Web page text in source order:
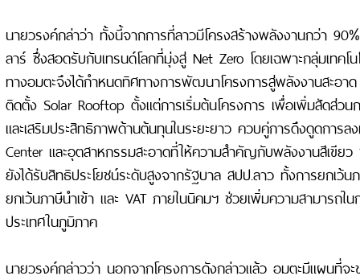
นายวรงค์กล่าว่า ทั้งนี้จากการที่ลาวมีโครงสร้างพลังงานกว่า
ลาร์ ซึ่งสอดรับกับเทรนด์โลกที่มุ่งสู่ Net Zero โดยเฉพาะกลุ่มเทคโ
ทางอมตะจึงได้กำหนดทิศทางการพัฒนาโครงการสู่พลังงานสะอาด
ติดตั้ง Solar Rooftop ตั้งแต่การเริ่มต้นโครงการ เพื่อเพิ่มสัดส่วน
และเสริมประสิทธิภาพด้านต้นทุนในระยะยาว ควบคู่การดึงดูดการ
Center และอุตสาหกรรมสะอาดที่ให้ความสำคัญกับพลังงานสีเขีย
ยังได้รับสิทธิประโยชน์ระดับสูงจากรัฐบาล สปป.ลาว ทั้งการยกเว้
ยกเว้นภาษีนำเข้า และ VAT ภายในนิคมฯ ช่วยเพิ่มความสามารถใ
ประเทศในภูมิภาค
นายวรงค์กล่าวว่า นอกจากโครงการดังกล่าวแล้ว อมตะมีแผนที่จ